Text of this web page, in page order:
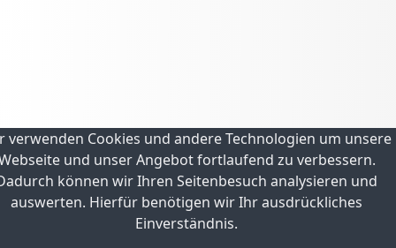
verwenden Cookies und andere Technologien um unsere
und unser Angebot fortlaufend zu verbessern.
können wir Ihren Seitenbesuch analysieren und
auswerten. Hierfür benötigen wir Ihr ausdrückliches
Einverständnis.